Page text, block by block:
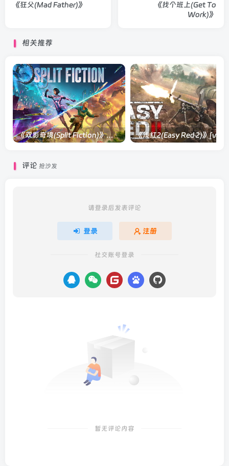
《狂父(Mad Father)》
《找个班上(Get To
Work)》
相关推荐
《双影奇境(Split Fiction)》单机版/联机版[v1.0 单机版/联机版]
评论 抢沙发
请登录后发表评论
登录 注册
社交账号登录
暂无评论内容